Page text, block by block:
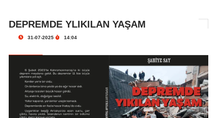
DEPREMDE YLIKILAN YAŞAM
31-07-2025 14:04